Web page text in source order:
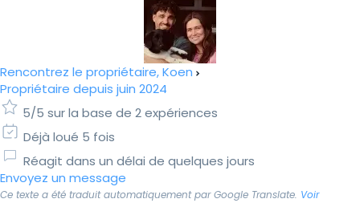
Rencontrez le propriétaire, Koen
Propriétaire depuis juin 2024
5/5 sur la base de 2 expériences
Déjà loué 5 fois
Réagit dans un délai de quelques jours
Envoyez un message
Ce texte a été traduit automatiquement par Google Translate. Voir